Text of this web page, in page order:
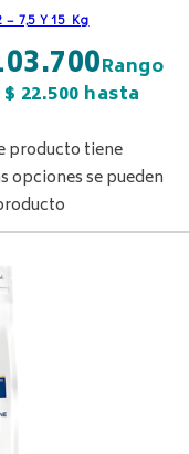
7,5 Y 15 Kg
Rango
22.500 hasta
producto tiene
opciones se pueden